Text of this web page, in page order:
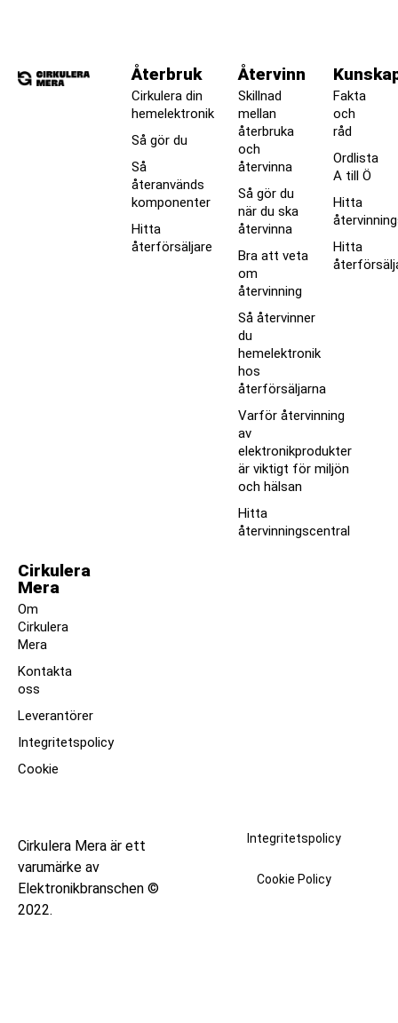
Återbruk
Cirkulera din
hemelektronik
Så gör du
Så
återanvänds
komponenter
Hitta
återförsäljare
Återvinn
Skillnad
mellan
återbruka
och
återvinna
Så gör du
när du ska
återvinna
Bra att veta
om
återvinning
Så återvinner
du
hemelektronik
hos
återförsäljarna
Varför återvinning
av
elektronikprodukter
är viktigt för miljön
och hälsan
Hitta
återvinningscentral
Fakta
och
råd
Ordlista
A till Ö
Hitta
Hitta
Cirkulera
Mera
Om
Cirkulera
Mera
Kontakta
oss
Leverantörer
Integritetspolicy
Cookie
Cirkulera Mera är ett
varumärke av
Elektronikbranschen ©
2022.
Integritetspolicy
Cookie Policy